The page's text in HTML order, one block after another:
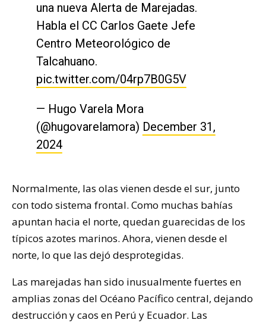
una nueva Alerta de Marejadas.
Habla el CC Carlos Gaete Jefe
Centro Meteorológico de
Talcahuano.
pic.twitter.com/04rp7B0G5V
— Hugo Varela Mora
(@hugovarelamora) December 31,
2024
Normalmente, las olas vienen desde el sur, junto
con todo sistema frontal. Como muchas bahías
apuntan hacia el norte, quedan guarecidas de los
típicos azotes marinos. Ahora, vienen desde el
norte, lo que las dejó desprotegidas.
Las marejadas han sido inusualmente fuertes en
amplias zonas del Océano Pacífico central, dejando
destrucción y caos en Perú y Ecuador. Las